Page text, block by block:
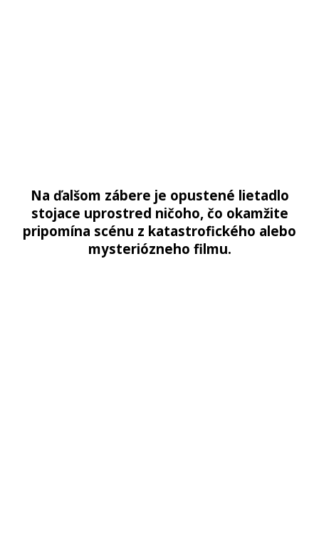
Na ďalšom zábere je opustené lietadlo
stojace uprostred ničoho, čo okamžite
pripomína scénu z katastrofického alebo
mysteriózneho filmu.